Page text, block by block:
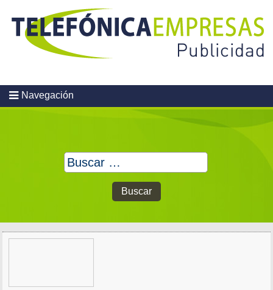
content
Navegación
Buscar: